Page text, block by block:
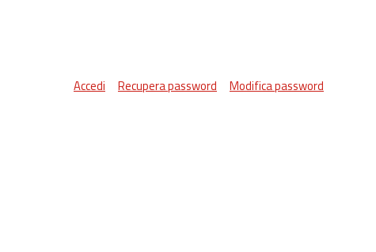
Accedi Recupera password Modifica password